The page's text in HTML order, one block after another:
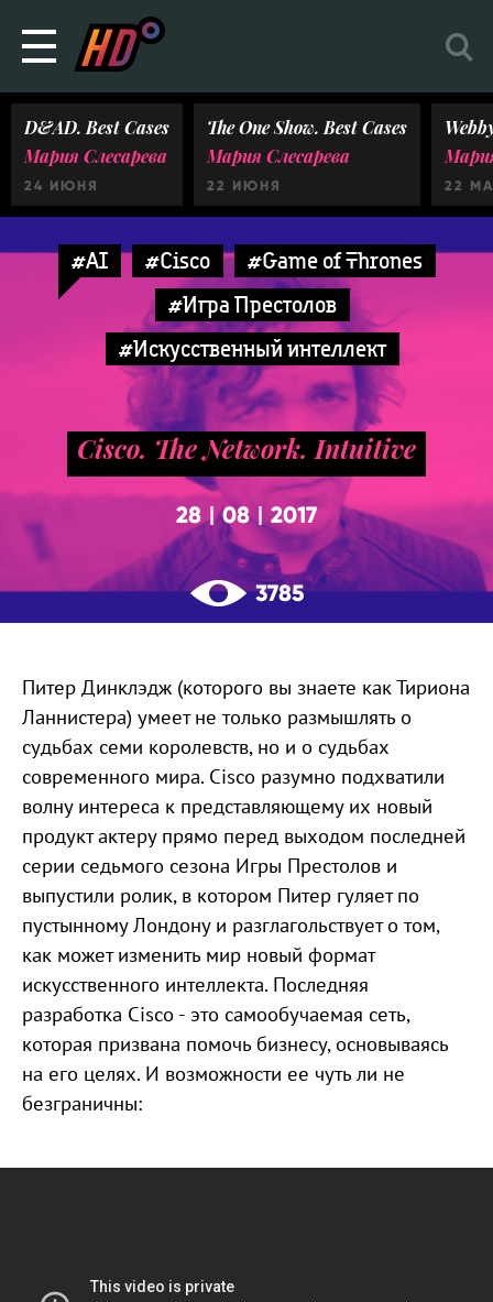
D&AD. Best Cases
Мария Слесарева
24 ИЮНЯ
The One Show. Best Cases
Мария Слесарева
22 ИЮНЯ 22
#AI #Cisco
#Game of Thrones
#Игра Престолов
#Искусственный интеллект
Cisco. The Network. Intuitive
28|08 2017
3785
Питер Динклэдж (которого вы знаете как Тириона
Ланнистера) умеет не только размышлять о
судьбах семи королевств, но и о судьбах
современного мира. Cisco разумно подхватили
волну интереса к представляющему их новый
продукт актеру прямо перед выходом последней
серии седьмого сезона Игры Престолов и
выпустили ролик, в котором Питер гуляет по
пустынному Лондону и разглагольствует о том,
как может изменить мир новый формат
искусственного интеллекта. Последняя
разработка Cisco - это самообучаемая сеть,
которая призвана помочь бизнесу, основываясь
на его целях. И возможности ее чуть ли не
безграничны: